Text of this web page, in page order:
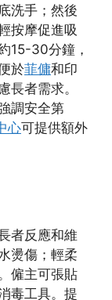
洗手；然後
按摩促進吸
15-30分鐘，
於菲傭和印
長者需求。
調安全第
心可提供額外
者反應和維
燙傷；輕柔
僱主可張貼
毒工具。提